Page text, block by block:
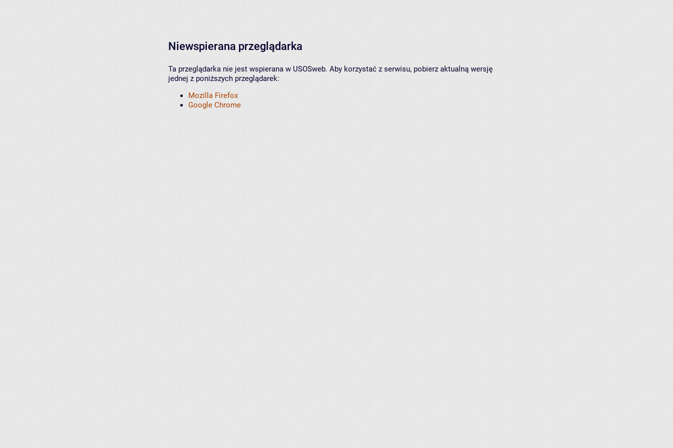
Niewspierana przeglądarka
Ta przeglądarka nie jest wspierana w USOSweb. Aby korzystać z serwisu, pobierz aktualną wersję
jednej z poniższych przeglądarek:
Mozilla Firefox
Google Chrome